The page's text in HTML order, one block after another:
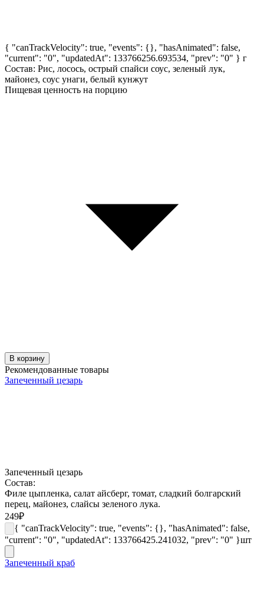
{ "canTrackVelocity": true, "events": {}, "hasAnimated": false,
"current": "0", "updatedAt": 133766256.693534, "prev": "0" } г
Состав: Рис, лосось, острый спайси соус, зеленый лук,
майонез, соус унаги, белый кунжут
Пищевая ценность на порцию
В корзину
Рекомендованные товары
Запеченный цезарь
Запеченный цезарь
Состав:
Филе цыпленка, салат айсберг, томат, сладкий болгарский
перец, майонез, слайсы зеленого лука.
249₽
{ "canTrackVelocity": true, "events": {}, "hasAnimated": false,
"current": "0", "updatedAt": 133766425.241032, "prev": "0" }шт
Запеченный краб